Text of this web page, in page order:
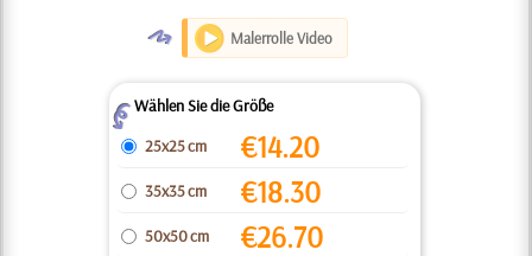
O Malerrolle Video
ZWählen Sie die Größe
25x25 cm
€14.20
35x35 cm €18.30
50x50 cm €26.70